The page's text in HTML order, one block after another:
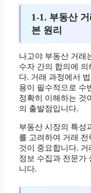
1-1. 부동산 거
본 원리
나고야 부동산 거래
수자 간의 합의에 의
다. 거래 과정에서 법
용이 필수적으로 수
정확히 이해하는 것
의 출발점입니다.
부동산 시장의 특성
를 고려하여 거래 전
것이 중요합니다. 거
정보 수집과 전문가
니다.